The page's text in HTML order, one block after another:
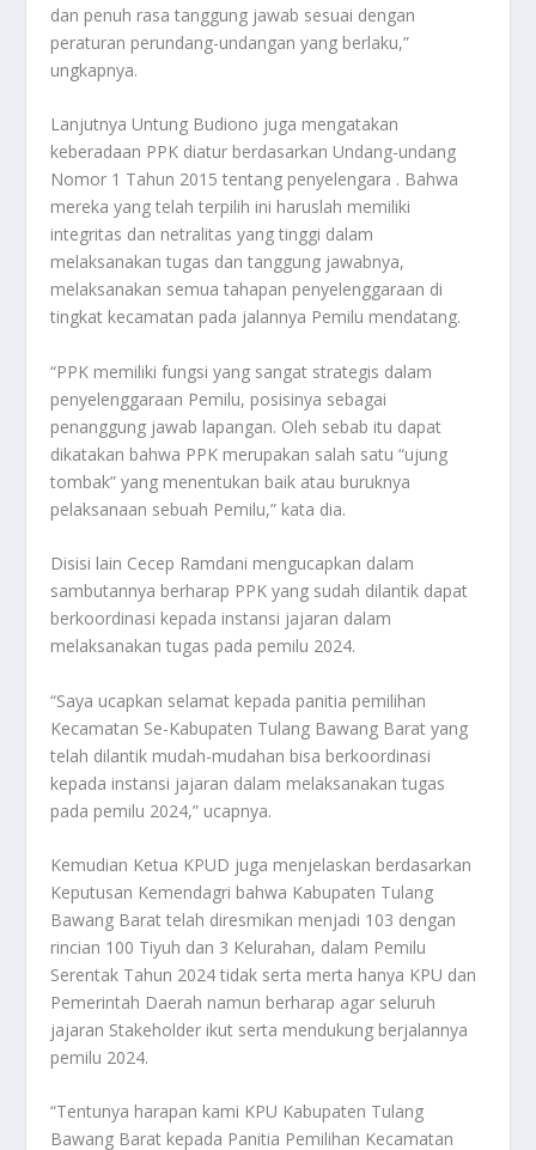
dan penuh rasa tanggung jawab sesuai dengan
peraturan perundang-undangan yang berlaku,”
ungkapnya.
Lanjutnya Untung Budiono juga mengatakan
keberadaan PPK diatur berdasarkan Undang-undang
Nomor 1 Tahun 2015 tentang penyelengara . Bahwa
mereka yang telah terpilih ini haruslah memiliki
integritas dan netralitas yang tinggi dalam
melaksanakan tugas dan tanggung jawabnya,
melaksanakan semua tahapan penyelenggaraan di
tingkat kecamatan pada jalannya Pemilu mendatang.
“PPK memiliki fungsi yang sangat strategis dalam
penyelenggaraan Pemilu, posisinya sebagai
penanggung jawab lapangan. Oleh sebab itu dapat
dikatakan bahwa PPK merupakan salah satu “ujung
tombak” yang menentukan baik atau buruknya
pelaksanaan sebuah Pemilu,” kata dia.
Disisi lain Cecep Ramdani mengucapkan dalam
sambutannya berharap PPK yang sudah dilantik dapat
berkoordinasi kepada instansi jajaran dalam
melaksanakan tugas pada pemilu 2024.
“Saya ucapkan selamat kepada panitia pemilihan
Kecamatan Se-Kabupaten Tulang Bawang Barat yang
telah dilantik mudah-mudahan bisa berkoordinasi
kepada instansi jajaran dalam melaksanakan tugas
pada pemilu 2024,” ucapnya.
Kemudian Ketua KPUD juga menjelaskan berdasarkan
Keputusan Kemendagri bahwa Kabupaten Tulang
Bawang Barat telah diresmikan menjadi 103 dengan
rincian 100 Tiyuh dan 3 Kelurahan, dalam Pemilu
Serentak Tahun 2024 tidak serta merta hanya KPU dan
Pemerintah Daerah namun berharap agar seluruh
jajaran Stakeholder ikut serta mendukung berjalannya
pemilu 2024.
“Tentunya harapan kami KPU Kabupaten Tulang
Bawang Barat kepada Panitia Pemilihan Kecamatan